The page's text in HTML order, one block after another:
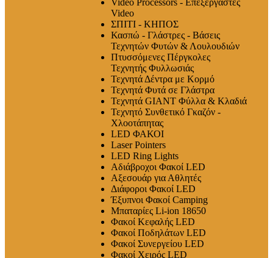
Video Processors - Επεξεργαστές
Video
ΣΠΙΤΙ - ΚΗΠΟΣ
Κασπώ - Γλάστρες - Βάσεις
Τεχνητών Φυτών & Λουλουδιών
Πτυσσόμενες Πέργκολες
Τεχνητής Φυλλωσιάς
Τεχνητά Δέντρα με Κορμό
Τεχνητά Φυτά σε Γλάστρα
Τεχνητά GIANT Φύλλα & Κλαδιά
Τεχνητό Συνθετικό Γκαζόν -
Χλοοτάπητας
LED ΦΑΚΟΙ
Laser Pointers
LED Ring Lights
Αδιάβροχοι Φακοί LED
Αξεσουάρ για Αθλητές
Διάφοροι Φακοί LED
Έξυπνοι Φακοί Camping
Μπαταρίες Li-ion 18650
Φακοί Κεφαλής LED
Φακοί Ποδηλάτων LED
Φακοί Συνεργείου LED
Φακοί Χειρός LED